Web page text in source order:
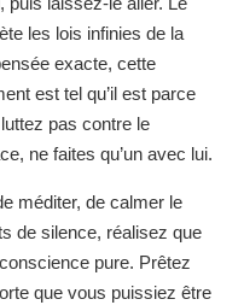
les lois infinies de la
exacte, cette
est tel qu’il est parce
pas contre le
ne faites qu’un avec lui.
méditer, de calmer le
de silence, réalisez que
pure. Prêtez
que vous puissiez être